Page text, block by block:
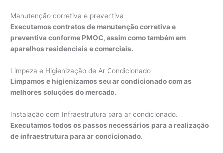
Manutenção corretiva e preventiva
Executamos contratos de manutenção corretiva e
preventiva conforme PMOC, assim como também em
aparelhos residenciais e comerciais.
Limpeza e Higienização de Ar Condicionado
Limpamos e higienizamos seu ar condicionado com as
melhores soluções do mercado.
Instalação com Infraestrutura para ar condicionado.
Executamos todos os passos necessários para a realização
de infraestrutura para ar condicionado.